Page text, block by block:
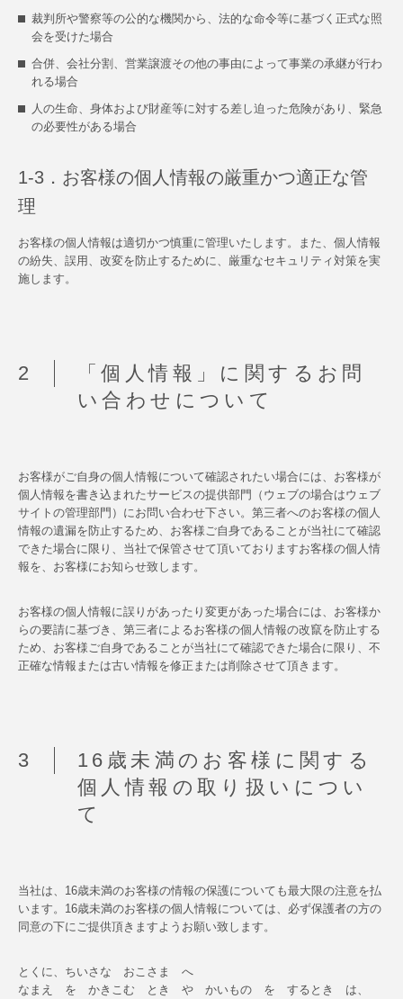
裁判所や警察等の公的な機関から、法的な命令等に基づく正式な照
会を受けた場合
合併、会社分割、営業譲渡その他の事由によって事業の承継が行わ
れる場合
人の生命、身体および財産等に対する差し迫った危険があり、緊急
の必要性がある場合
1-3．お客様の個人情報の厳重かつ適正な管
理
お客様の個人情報は適切かつ慎重に管理いたします。また、個人情報
の紛失、誤用、改変を防止するために、厳重なセキュリティ対策を実
施します。
「個人情報」に関するお問
い合わせについて
お客様がご自身の個人情報について確認されたい場合には、お客様が
個人情報を書き込まれたサービスの提供部門（ウェブの場合はウェブ
サイトの管理部門）にお問い合わせ下さい。第三者へのお客様の個人
情報の遺漏を防止するため、お客様ご自身であることが当社にて確認
できた場合に限り、当社で保管させて頂いておりますお客様の個人情
報を、お客様にお知らせ致します。
お客様の個人情報に誤りがあったり変更があった場合には、お客様か
らの要請に基づき、第三者によるお客様の個人情報の改竄を防止する
ため、お客様ご自身であることが当社にて確認できた場合に限り、不
正確な情報または古い情報を修正または削除させて頂きます。
16歳未満のお客様に関する
個人情報の取り扱いについ
て
当社は、16歳未満のお客様の情報の保護についても最大限の注意を払
います。16歳未満のお客様の個人情報については、必ず保護者の方の
同意の下にご提供頂きますようお願い致します。
とくに、ちいさな おこさま へ
なまえ を かきこむ とき や かいもの を するとき は、